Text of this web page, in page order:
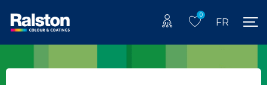
0
FR